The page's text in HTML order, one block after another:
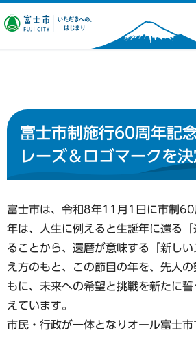
富士市 いただ
富士市制施行60周年記
レーズ＆ロゴマークを
富士市は、令和8年11月1日に市制
年は、人生に例えると生誕年に還る
ることから、還暦が意味する「新し
え方のもと、この節目の年を、先人
もに、未来への希望と挑戦を新たに
えています。
市民・行政が一体となりオール富士